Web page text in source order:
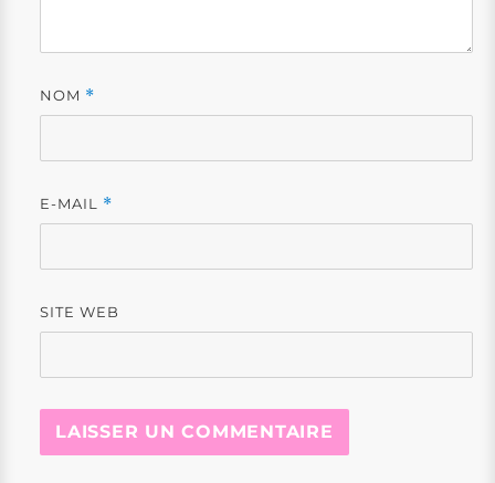
NOM *
E-MAIL *
SITE WEB